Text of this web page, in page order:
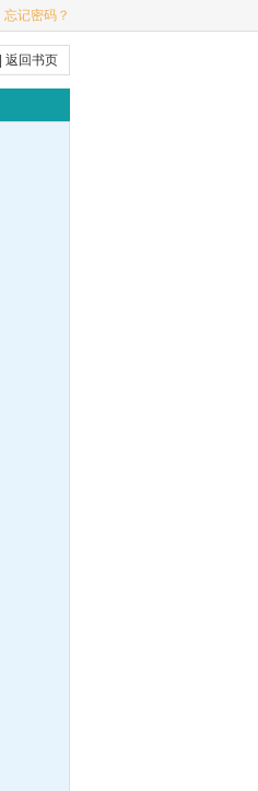
忘记密码？
|返回书页